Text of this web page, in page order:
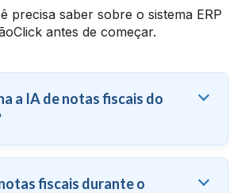
precisa saber sobre o sistema ERP
antes de começar.
a IA de notas fiscais do
fiscais durante o